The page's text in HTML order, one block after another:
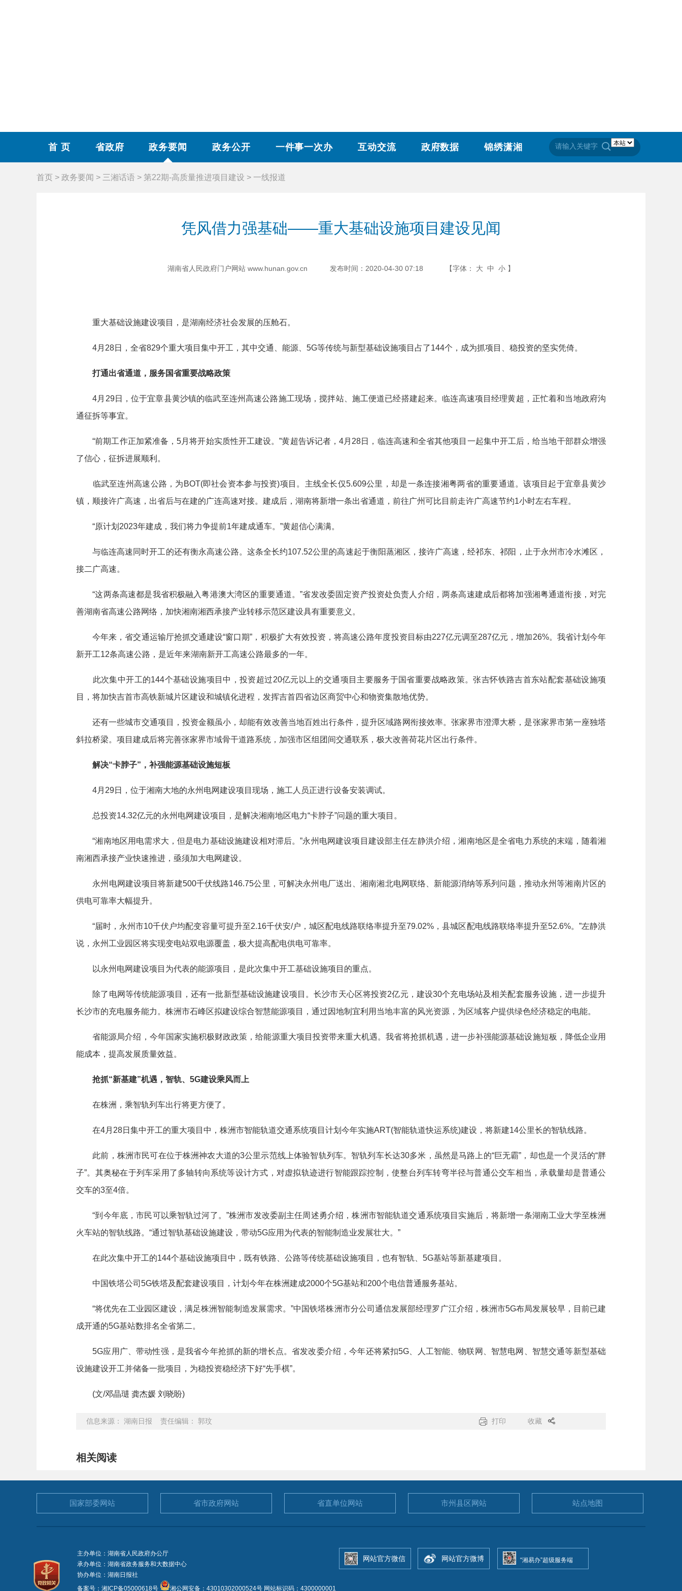
首 页 省政府 政务要闻 政务公开 一件事一次办 互动交流 政府数据 锦绣潇湘
首页 > 政务要闻 > 三湘话语 > 第22期-高质量推进项目建设 > 一线报道
凭风借力强基础——重大基础设施项目建设见闻
湖南省人民政府门户网站 www.hunan.gov.cn 发布时间：2020-04-30 07:18 【字体： 大 中 小 】
重大基础设施建设项目，是湖南经济社会发展的压舱石。
4月28日，全省829个重大项目集中开工，其中交通、能源、5G等传统与新型基础设施项目占了144个，成为抓项目、稳投资的坚实凭倚。
打通出省通道，服务国省重要战略政策
4月29日，位于宜章县黄沙镇的临武至连州高速公路施工现场，搅拌站、施工便道已经搭建起来。临连高速项目经理黄超，正忙着和当地政府沟
通征拆等事宜。
“前期工作正加紧准备，5月将开始实质性开工建设。”黄超告诉记者，4月28日，临连高速和全省其他项目一起集中开工后，给当地干部群众增强
了信心，征拆进展顺利。
临武至连州高速公路，为BOT(即社会资本参与投资)项目。主线全长仅5.609公里，却是一条连接湘粤两省的重要通道。该项目起于宜章县黄沙
镇，顺接许广高速，出省后与在建的广连高速对接。建成后，湖南将新增一条出省通道，前往广州可比目前走许广高速节约1小时左右车程。
“原计划2023年建成，我们将力争提前1年建成通车。”黄超信心满满。
与临连高速同时开工的还有衡永高速公路。这条全长约107.52公里的高速起于衡阳蒸湘区，接许广高速，经祁东、祁阳，止于永州市冷水滩区，
接二广高速。
“这两条高速都是我省积极融入粤港澳大湾区的重要通道。”省发改委固定资产投资处负责人介绍，两条高速建成后都将加强湘粤通道衔接，对完
善湖南省高速公路网络，加快湘南湘西承接产业转移示范区建设具有重要意义。
今年来，省交通运输厅抢抓交通建设“窗口期”，积极扩大有效投资，将高速公路年度投资目标由227亿元调至287亿元，增加26%。我省计划今年
新开工12条高速公路，是近年来湖南新开工高速公路最多的一年。
此次集中开工的144个基础设施项目中，投资超过20亿元以上的交通项目主要服务于国省重要战略政策。张吉怀铁路吉首东站配套基础设施项
目，将加快吉首市高铁新城片区建设和城镇化进程，发挥吉首四省边区商贸中心和物资集散地优势。
还有一些城市交通项目，投资金额虽小，却能有效改善当地百姓出行条件，提升区域路网衔接效率。张家界市澄潭大桥，是张家界市第一座独塔
斜拉桥梁。项目建成后将完善张家界市域骨干道路系统，加强市区组团间交通联系，极大改善荷花片区出行条件。
解决“卡脖子”，补强能源基础设施短板
4月29日，位于湘南大地的永州电网建设项目现场，施工人员正进行设备安装调试。
总投资14.32亿元的永州电网建设项目，是解决湘南地区电力“卡脖子”问题的重大项目。
“湘南地区用电需求大，但是电力基础设施建设相对滞后。”永州电网建设项目建设部主任左静洪介绍，湘南地区是全省电力系统的末端，随着湘
南湘西承接产业快速推进，亟须加大电网建设。
永州电网建设项目将新建500千伏线路146.75公里，可解决永州电厂送出、湘南湘北电网联络、新能源消纳等系列问题，推动永州等湘南片区的
供电可靠率大幅提升。
“届时，永州市10千伏户均配变容量可提升至2.16千伏安/户，城区配电线路联络率提升至79.02%，县城区配电线路联络率提升至52.6%。”左静洪
说，永州工业园区将实现变电站双电源覆盖，极大提高配电供电可靠率。
以永州电网建设项目为代表的能源项目，是此次集中开工基础设施项目的重点。
除了电网等传统能源项目，还有一批新型基础设施建设项目。长沙市天心区将投资2亿元，建设30个充电场站及相关配套服务设施，进一步提升
长沙市的充电服务能力。株洲市石峰区拟建设综合智慧能源项目，通过因地制宜利用当地丰富的风光资源，为区域客户提供绿色经济稳定的电能。
省能源局介绍，今年国家实施积极财政政策，给能源重大项目投资带来重大机遇。我省将抢抓机遇，进一步补强能源基础设施短板，降低企业用
能成本，提高发展质量效益。
抢抓“新基建”机遇，智轨、5G建设乘风而上
在株洲，乘智轨列车出行将更方便了。
在4月28日集中开工的重大项目中，株洲市智能轨道交通系统项目计划今年实施ART(智能轨道快运系统)建设，将新建14公里长的智轨线路。
此前，株洲市民可在位于株洲神农大道的3公里示范线上体验智轨列车。智轨列车长达30多米，虽然是马路上的“巨无霸”，却也是一个灵活的“胖
子”。其奥秘在于列车采用了多轴转向系统等设计方式，对虚拟轨迹进行智能跟踪控制，使整台列车转弯半径与普通公交车相当，承载量却是普通公
交车的3至4倍。
“到今年底，市民可以乘智轨过河了。”株洲市发改委副主任周述勇介绍，株洲市智能轨道交通系统项目实施后，将新增一条湖南工业大学至株洲
火车站的智轨线路。“通过智轨基础设施建设，带动5G应用为代表的智能制造业发展壮大。”
在此次集中开工的144个基础设施项目中，既有铁路、公路等传统基础设施项目，也有智轨、5G基站等新基建项目。
中国铁塔公司5G铁塔及配套建设项目，计划今年在株洲建成2000个5G基站和200个电信普通服务基站。
“将优先在工业园区建设，满足株洲智能制造发展需求。”中国铁塔株洲市分公司通信发展部经理罗广江介绍，株洲市5G布局发展较早，目前已建
成开通的5G基站数排名全省第二。
5G应用广、带动性强，是我省今年抢抓的新的增长点。省发改委介绍，今年还将紧扣5G、人工智能、物联网、智慧电网、智慧交通等新型基础
设施建设开工并储备一批项目，为稳投资稳经济下好“先手棋”。
(文/邓晶琎 龚杰媛 刘晓盼)
信息来源： 湖南日报 责任编辑： 郭玟 打印 收藏
相关阅读
国家部委网站 省市政府网站 省直单位网站 市州县区网站 站点地图
主办单位：湖南省人民政府办公厅
承办单位：湖南省政务服务和大数据中心
协办单位：湖南日报社
备案号：湘ICP备05000618号
湘公网安备：43010302000524号 网站标识码：4300000001
网站官方微信 网站官方微博 “湘易办”超级服务端